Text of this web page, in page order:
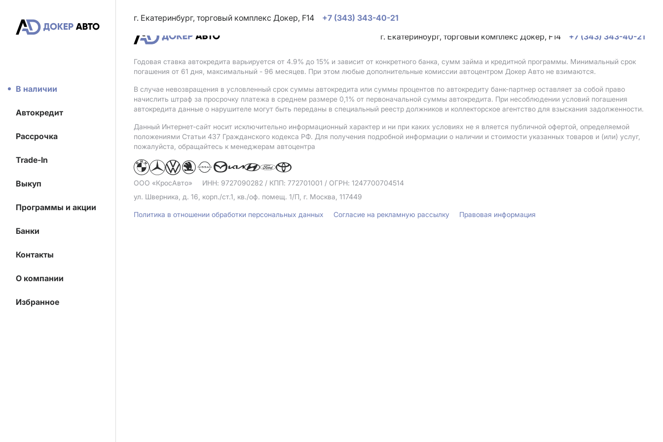
В наличии
Автокредит
Рассрочка
Trade-In
Выкуп
Программы и акции
Банки
Контакты
О компании
Избранное
г. Екатеринбург, торговый комплекс Докер, F14
+7 (343) 343-40-21
г. Екатеринбург, торговый комплекс Докер, F14
+7 (343) 343-40-21
Годовая ставка автокредита варьируется от 4.9% до 15% и зависит от конкретного банка, сумм займа и кредитной программы. Минимальный срок
погашения от 61 дня, максимальный - 96 месяцев. При этом любые дополнительные комиссии автоцентром Докер Авто не взимаются.
В случае невозвращения в условленный срок суммы автокредита или суммы процентов по автокредиту банк-партнер оставляет за собой право
начислить штраф за просрочку платежа в среднем размере 0,1% от первоначальной суммы автокредита. При несоблюдении условий погашения
автокредита данные о нарушителе могут быть переданы в специальный реестр должников и коллекторское агентство для взыскания задолженности.
Данный Интернет-сайт носит исключительно информационный характер и ни при каких условиях не я вляется публичной офертой, определяемой
положениями Статьи 437 Гражданского кодекса РФ. Для получения подробной информации о наличии и стоимости указанных товаров и (или) услуг,
пожалуйста, обращайтесь к менеджерам автоцентра
ООО «КросАвто» ИНН: 9727090282 / КПП: 772701001 / ОГРН: 1247700704514
ул. Шверника, д. 16, корп./ст.1, кв./оф. помещ. 1/П, г. Москва, 117449
Политика в отношении обработки персональных данных Согласие на рекламную рассылку Правовая информация